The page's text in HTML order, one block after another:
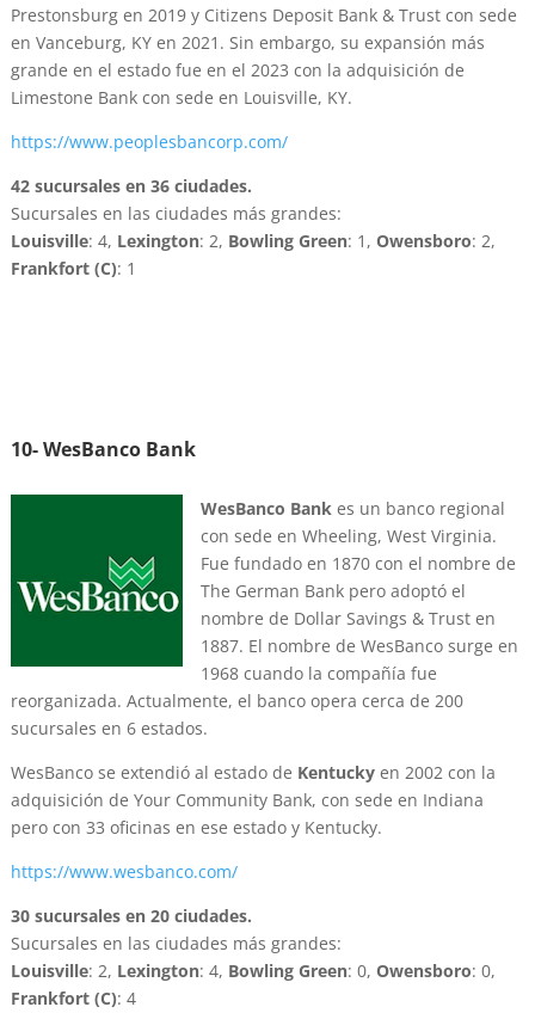
Prestonsburg en 2019 y Citizens Deposit Bank & Trust con sede
en Vanceburg, KY en 2021. Sin embargo, su expansión más
grande en el estado fue en el 2023 con la adquisición de
Limestone Bank con sede en Louisville, KY.
https://www.peoplesbancorp.com/
42 sucursales en 36 ciudades.
Sucursales en las ciudades más grandes:
Louisville: 4, Lexington: 2, Bowling Green: 1, Owensboro: 2,
Frankfort (C): 1
10- WesBanco Bank
WesBanco Bankes un banco regional
con sede en Wheeling, West Virginia.
Fue fundado en 1870 con el nombre de
The German Bank pero adoptó el
nombre de Dollar Savings & Trust en
1887. El nombre de WesBanco surge en
1968 cuando la compañía fue
reorganizada. Actualmente, el banco opera cerca de 200
sucursales en 6 estados.
WesBanco se extendió al estado de Kentuckyen 2002 con la
adquisición de Your Community Bank, con sede en Indiana
pero con 33 oficinas en ese estado y Kentucky.
https://www.wesbanco.com/
30 sucursales en 20 ciudades.
Sucursales en las ciudades más grandes:
Louisville: 2, Lexington: 4, Bowling Green: 0, Owensboro: 0,
Frankfort (C): 4